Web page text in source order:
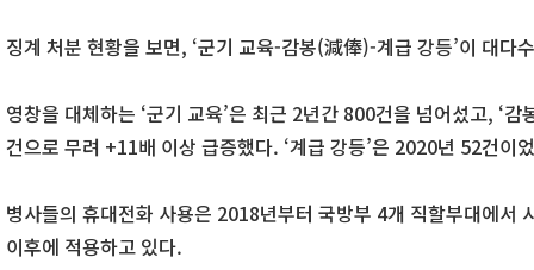
징계 처분 현황을 보면, ‘군기 교육-감봉(減俸)-계급 강등’이 대다
영창을 대체하는 ‘군기 교육’은 최근 2년간 800건을 넘어섰고, ‘
건으로 무려 +11배 이상 급증했다. ‘계급 강등’은 2020년 52건이
병사들의 휴대전화 사용은 2018년부터 국방부 4개 직할부대에서
이후에 적용하고 있다.